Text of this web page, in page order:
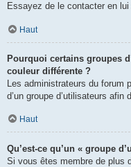
Essayez de le contacter en
Haut
Pourquoi certains groupes
couleur différente ?
Les administrateurs du forum
d’un groupe d’utilisateurs afin
Haut
Qu’est-ce qu’un « groupe
Si vous êtes membre de plus